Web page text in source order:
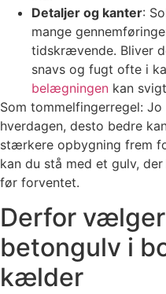
Detaljer og kanter:
mange
tidskrævende. Bliver
snavs og fugt ofte i
belægningen kan
Som tommelfingerregel:
hverdagen, desto bedre
stærkere opbygning frem
kan du stå med et gulv,
før forventet.
Derfor
betongulv i
kælder